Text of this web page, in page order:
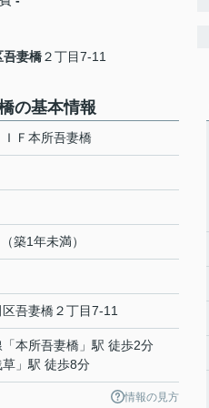
吾妻橋２丁目7-11
の基本情報
ＩＦ本所吾妻橋
築1年未満）
区吾妻橋２丁目7-11
「本所吾妻橋 」駅 徒歩2分
草 」駅 徒歩8分
情報の見方